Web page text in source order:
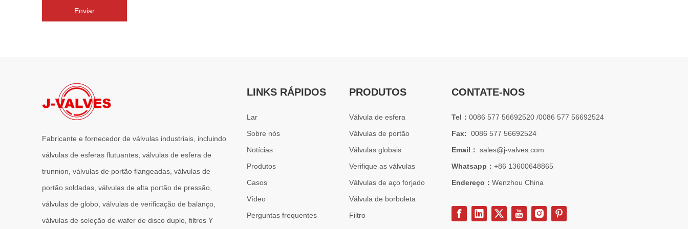
Os sistemas de engenharia naval operam em alguns
2026-07-01
Enviar
Fabricante e fornecedor de válvulas industriais, incluindo
válvulas de esferas flutuantes, válvulas de esfera de
trunnion, válvulas de portão flangeadas, válvulas de
portão soldadas, válvulas de alta portão de pressão,
válvulas de globo, válvulas de verificação de balanço,
válvulas de seleção de wafer de disco duplo, filtros Y
LINKS RÁPIDOS
Lar
Sobre nós
Notícias
Produtos
Casos
Vídeo
Perguntas frequentes
PRODUTOS
Válvula de esfera
Válvulas de portão
Válvulas globais
Verifique as válvulas
Válvulas de aço forjado
Válvula de borboleta
Filtro
CONTATE-NOS
Tel： 0086 577 56692520 /0086 577 56692524
Fax: 0086 577 56692524
Email： sales@j-valves.com
Whatsapp： +86 13600648865
Endereço： Wenzhou China